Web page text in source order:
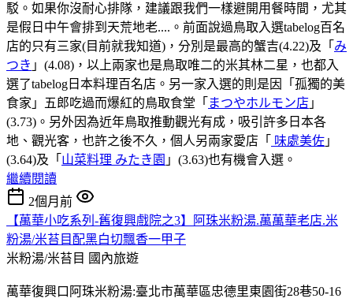
駁。如果你沒耐心排隊，建議跟我們一樣避開用餐時間，尤其
是假日中午會排到天荒地老....。前面說過鳥取入選tabelog百名
店的只有三家(目前就我知道)，分別是最高的蟹吉(4.22)及「 み
つき 」(4.08)，以上兩家也是鳥取唯二的米其林二星，也都入
選了tabelog日本料理百名店。另一家入選的則是因「孤獨的美
食家」五郎吃過而爆紅的鳥取食堂「 まつやホルモン店 」
(3.73)。另外因為近年鳥取推動觀光有成，吸引許多日本各
地、觀光客，也許之後不久，個人另兩家愛店「 味處美佐 」
(3.64)及「 山菜料理 みたき園 」(3.63)也有機會入選。
繼續閱讀
2個月前
【萬華小吃系列-舊復興戲院之3】阿珠米粉湯.萬萬華老店.米
粉湯/米苔目配黑白切飄香一甲子
米粉湯/米苔目 國內旅遊
萬華復興口阿珠米粉湯:臺北市萬華區忠德里東園街28巷50-16